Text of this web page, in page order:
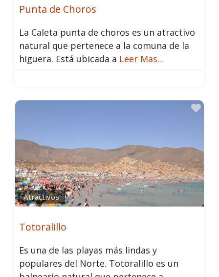
Punta de Choros
La Caleta punta de choros es un atractivo
natural que pertenece a la comuna de la
higuera. Está ubicada a Leer Mas...
Atractivos
Totoralillo
Es una de las playas más lindas y
populares del Norte. Totoralillo es un